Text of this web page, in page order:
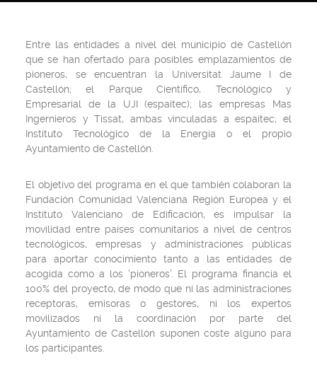
Entre las entidades a nivel del municipio de Castellón
que se han ofertado para posibles emplazamientos de
pioneros, se encuentran la Universitat Jaume I de
Castellón; el Parque Científico, Tecnológico y
Empresarial de la UJI (espaitec); las empresas Mas
Ingernieros y Tissat, ambas vinculadas a espaitec; el
Instituto Tecnológico de la Energía o el propio
Ayuntamiento de Castellón.
El objetivo del programa en el que también colaboran la
Fundación Comunidad Valenciana Región Europea y el
Instituto Valenciano de Edificación, es impulsar la
movilidad entre países comunitarios a nivel de centros
tecnológicos, empresas y administraciones públicas
para aportar conocimiento tanto a las entidades de
acogida como a los 'pioneros'. El programa financia el
100% del proyecto, de modo que ni las administraciones
receptoras, emisoras o gestores, ni los expertos
movilizados ni la coordinación por parte del
Ayuntamiento de Castellón suponen coste alguno para
los participantes.